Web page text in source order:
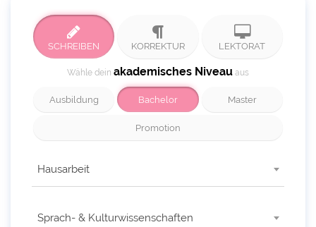
SCHREIBEN KORREKTUR LEKTORAT
Wähle dein akademisches Niveau aus
Ausbildung Bachelor Master
Promotion
Hausarbeit
Sprach- & Kulturwissenschaften